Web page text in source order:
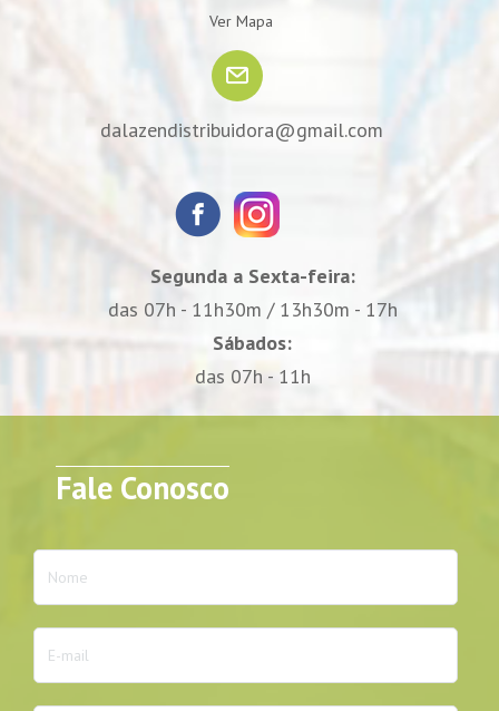
Ver Mapa
dalazendistribuidora@gmail.com
Segunda a Sexta-feira:
das 07h - 11h30m / 13h30m - 17h
Sábados:
das 07h - 11h
Fale Conosco